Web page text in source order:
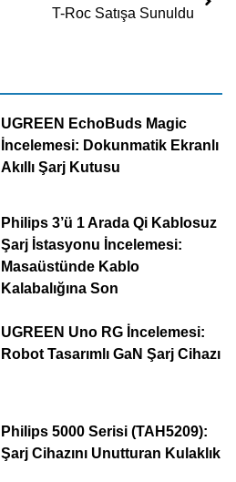
T-Roc Satışa Sunuldu
UGREEN EchoBuds Magic
İncelemesi: Dokunmatik Ekranlı
Akıllı Şarj Kutusu
Philips 3’ü 1 Arada Qi Kablosuz
Şarj İstasyonu İncelemesi:
Masaüstünde Kablo
Kalabalığına Son
UGREEN Uno RG İncelemesi:
Robot Tasarımlı GaN Şarj Cihazı
Philips 5000 Serisi (TAH5209):
Şarj Cihazını Unutturan Kulaklık